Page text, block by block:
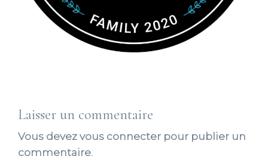
Laisser un commentaire
Vous devez vous connecter pour publier un
commentaire.